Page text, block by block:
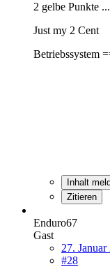
2 gelbe Punkte
Just my 2 Cent
Betriebssystem
Inhalt
Zitieren
Enduro67
Gast
27.
#28